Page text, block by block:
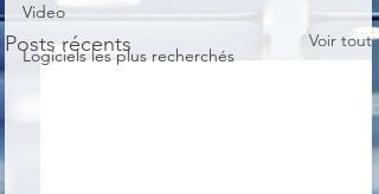
Video
Logiciels les plus recherchés
Posts récents Voir tout